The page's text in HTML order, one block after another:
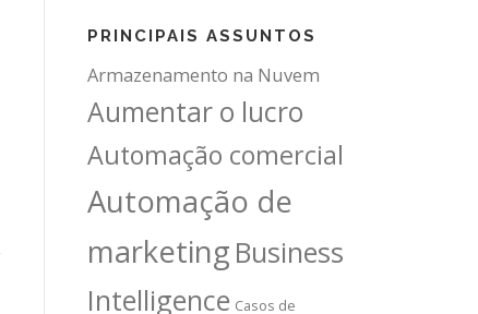
PRINCIPAIS ASSUNTOS
Armazenamento na Nuvem
Aumentar o lucro
Automação comercial
Automação de
marketing Business
Intelligence Casos de